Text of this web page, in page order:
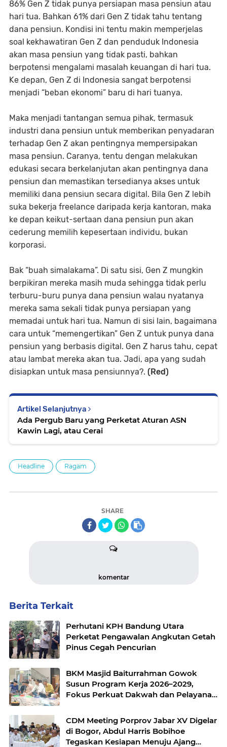
86% Gen Z tidak punya persiapan masa pensiun atau
hari tua. Bahkan 61% dari Gen Z tidak tahu tentang
dana pensiun. Kondisi ini tentu makin memperjelas
soal kekhawatiran Gen Z dan penduduk Indonesia
akan masa pensiun yang tidak pasti, bahkan
berpotensi mengalami masalah keuangan di hari tua.
Ke depan, Gen Z di Indonesia sangat berpotensi
menjadi “beban ekonomi” baru di hari tuanya.
Maka menjadi tantangan semua pihak, termasuk
industri dana pensiun untuk memberikan penyadaran
terhadap Gen Z akan pentingnya mempersipakan
masa pensiun. Caranya, tentu dengan melakukan
edukasi secara berkelanjutan akan pentingnya dana
pensiun dan memastikan tersedianya akses untuk
memiliki dana pensiun secara digital. Bila Gen Z lebih
suka bekerja freelance daripada kerja kantoran, maka
ke depan keikut-sertaan dana pensiun pun akan
cederung memilih kepesertaan individu, bukan
korporasi.
Bak “buah simalakama”. Di satu sisi, Gen Z mungkin
berpikiran mereka masih muda sehingga tidak perlu
terburu-buru punya dana pensiun walau nyatanya
mereka sama sekali tidak punya persiapan yang
memadai untuk hari tua. Namun di sisi lain, bagaimana
cara untuk “memengertikan” Gen Z untuk punya dana
pensiun yang berbasis digital. Gen Z harus tahu, cepat
atau lambat mereka akan tua. Jadi, apa yang sudah
disiapkan untuk masa pensiunnya?. (Red)
Artikel Selanjutnya
Ada Pergub Baru yang Perketat Aturan ASN
Kawin Lagi, atau Cerai
Headline Ragam
SHARE
komentar
Berita Terkait
Perhutani KPH Bandung Utara
Perketat Pengawalan Angkutan Getah
Pinus Cegah Pencurian
BKM Masjid Baiturrahman Gowok
Susun Program Kerja 2026–2029,
Fokus Perkuat Dakwah dan Pelayanan
CDM Meeting Porprov Jabar XV Digelar
di Bogor, Abdul Harris Bobihoe
Tegaskan Kesiapan Menuju Ajang